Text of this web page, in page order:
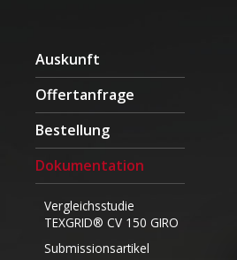
Auskunft
Offertanfrage
Bestellung
Dokumentation
Vergleichsstudie
TEXGRID® CV 150 GIRO
Submissionsartikel